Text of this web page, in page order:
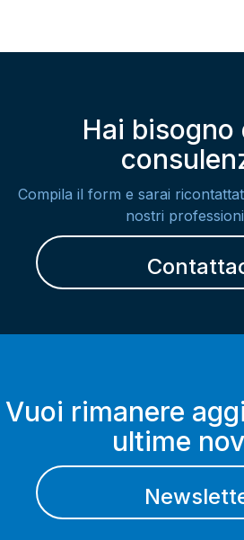
Hai bisogno
Compila il form e sarai
nostri
Vuoi rimanere
ultime